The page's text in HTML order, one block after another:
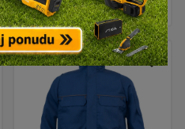
ZADNJI KOMAD